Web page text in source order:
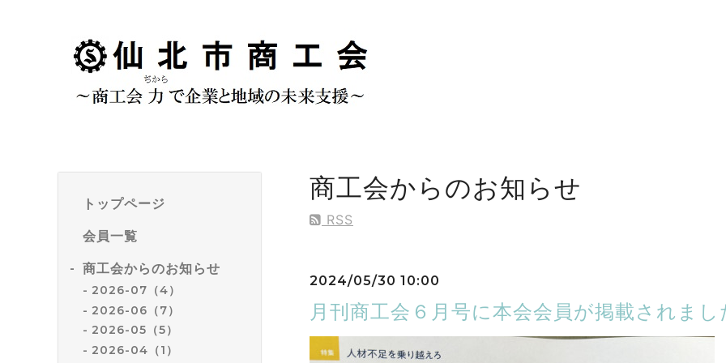
トップページ
会員一覧
商工会からのお知らせ
2026-07（4）
2026-06（7）
2026-05（5）
2026-04（1）
商工会からのお知らせ
RSS
2024/05/30 10:00
月刊商工会６月号に本会会員が掲載されまし